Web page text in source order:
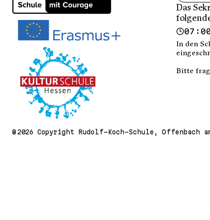
Das
In den
Bitte
© 2026 Copyright Rudolf-Koch-Schule, Offenbach